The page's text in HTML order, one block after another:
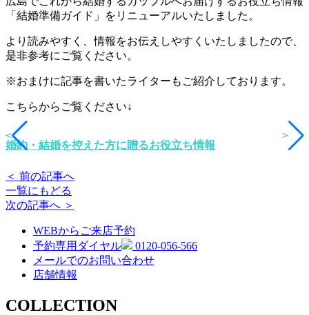
< >
「結婚準備ガイド」をリニューアルいたしました。
より読みやすく、情報をお伝えしやすくいたしましたので、
是非参考にご覧ください。
※おまけに記事を書いたライターもご紹介しております。
こちらからご覧ください↓
婚約・結婚を控えた方に贈るお役立ち情報
＜ 前の記事へ
一覧にもどる
次の記事へ ＞
WEBからご来店予約
予約専用ダイヤル
0120-056-566
メールでのお問い合わせ
店舗情報
COLLECTION